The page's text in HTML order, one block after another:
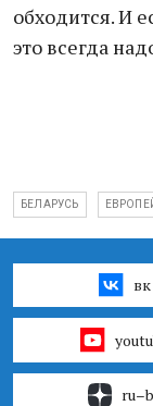
обходится. И
это всегда
БЕЛАРУСЬ
вк